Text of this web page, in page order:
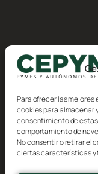
Para ofrecer las
cookies para almacenar
consentimiento de
comportamiento de
No consentir o retirar el
ciertas características y